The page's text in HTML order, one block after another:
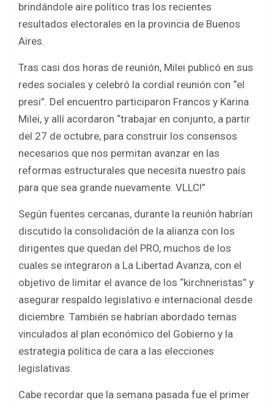
brindándole aire político tras los recientes
resultados electorales en la provincia de Buenos
Aires.
Tras casi dos horas de reunión, Milei publicó en sus
redes sociales y celebró la cordial reunión con “el
presi”. Del encuentro participaron Francos y Karina
Milei, y allí acordaron “trabajar en conjunto, a partir
del 27 de octubre, para construir los consensos
necesarios que nos permitan avanzar en las
reformas estructurales que necesita nuestro país
para que sea grande nuevamente. VLLC!”
Según fuentes cercanas, durante la reunión habrían
discutido la consolidación de la alianza con los
dirigentes que quedan del PRO, muchos de los
cuales se integraron a La Libertad Avanza, con el
objetivo de limitar el avance de los “kirchneristas” y
asegurar respaldo legislativo e internacional desde
diciembre. También se habrían abordado temas
vinculados al plan económico del Gobierno y la
estrategia política de cara a las elecciones
legislativas.
Cabe recordar que la semana pasada fue el primer